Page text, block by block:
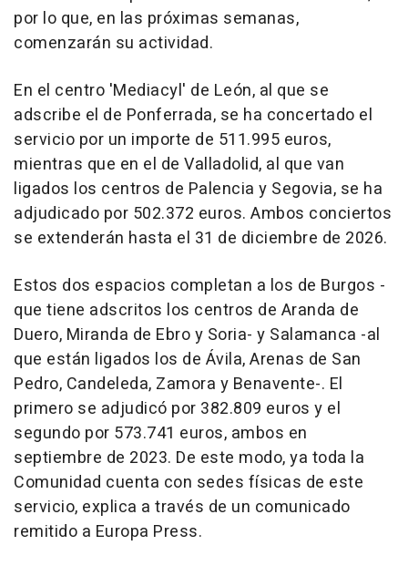
por lo que, en las próximas semanas,
comenzarán su actividad.
En el centro 'Mediacyl' de León, al que se
adscribe el de Ponferrada, se ha concertado el
servicio por un importe de 511.995 euros,
mientras que en el de Valladolid, al que van
ligados los centros de Palencia y Segovia, se ha
adjudicado por 502.372 euros. Ambos conciertos
se extenderán hasta el 31 de diciembre de 2026.
Estos dos espacios completan a los de Burgos -
que tiene adscritos los centros de Aranda de
Duero, Miranda de Ebro y Soria- y Salamanca -al
que están ligados los de Ávila, Arenas de San
Pedro, Candeleda, Zamora y Benavente-. El
primero se adjudicó por 382.809 euros y el
segundo por 573.741 euros, ambos en
septiembre de 2023. De este modo, ya toda la
Comunidad cuenta con sedes físicas de este
servicio, explica a través de un comunicado
remitido a Europa Press.